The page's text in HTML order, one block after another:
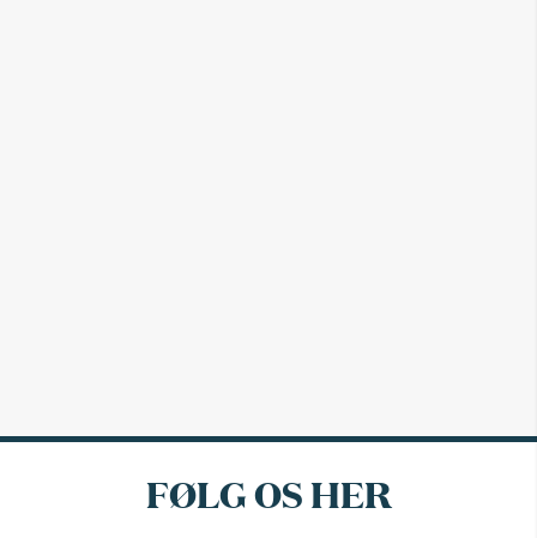
FØLG OS HER